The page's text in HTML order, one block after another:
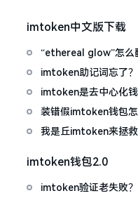
imtoken中文版下载
“ethereal glow”怎么
的私房话
imtoken助记词忘了
imtoken是去中心化
装错假imtoken钱包怎
招能救急
我是丘imtoken来拯
imtoken钱包2.0
imtoken验证老失败